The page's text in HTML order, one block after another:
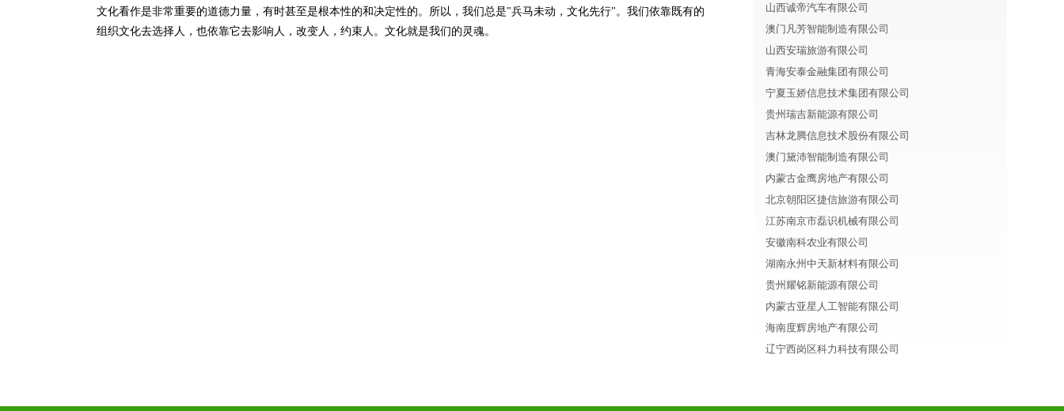
文化看作是非常重要的道德力量，有时甚至是根本性的和决定性的。所以，我们总是"兵马未动，文化先行"。我们依靠既有的
组织文化去选择人，也依靠它去影响人，改变人，约束人。文化就是我们的灵魂。
山西诚帝汽车有限公司
澳门凡芳智能制造有限公司
山西安瑞旅游有限公司
青海安泰金融集团有限公司
宁夏玉娇信息技术集团有限公司
贵州瑞吉新能源有限公司
吉林龙腾信息技术股份有限公司
澳门黛沛智能制造有限公司
内蒙古金鹰房地产有限公司
北京朝阳区捷信旅游有限公司
江苏南京市磊识机械有限公司
安徽南科农业有限公司
湖南永州中天新材料有限公司
贵州耀铭新能源有限公司
内蒙古亚星人工智能有限公司
海南度辉房地产有限公司
辽宁西岗区科力科技有限公司